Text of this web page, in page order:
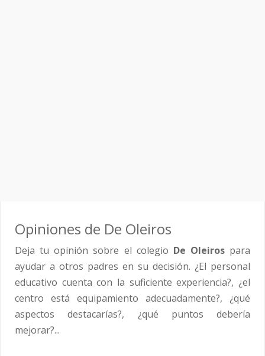
Opiniones de De Oleiros
Deja tu opinión sobre el colegio De Oleirospara
ayudar a otros padres en su decisión. ¿El personal
educativo cuenta con la suficiente experiencia?, ¿el
centro está equipamiento adecuadamente?, ¿qué
aspectos destacarías?, ¿qué puntos debería
mejorar?...